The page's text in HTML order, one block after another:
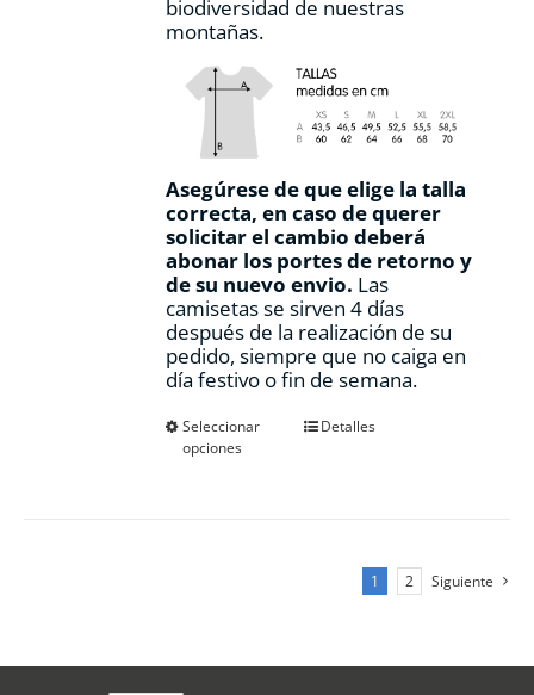
biodiversidad de nuestras
montañas.
Asegúrese de que elige la talla
correcta, en caso de querer
solicitar el cambio deberá
abonar los portes de retorno y
de su nuevo envio. Las
camisetas se sirven 4 días
después de la realización de su
pedido, siempre que no caiga en
día festivo o fin de semana.
Seleccionar
opciones
Este
opciones
en
Detalles
1 2 Siguiente